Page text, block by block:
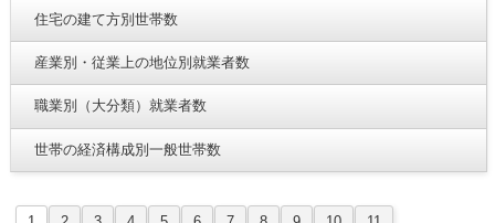
住宅の建て方別世帯数
産業別・従業上の地位別就業者数
職業別（大分類）就業者数
世帯の経済構成別一般世帯数